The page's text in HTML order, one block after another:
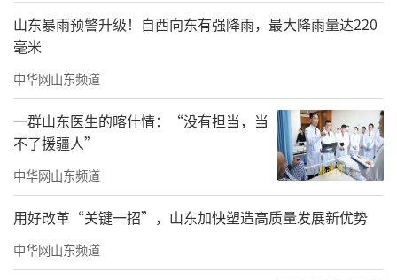
住在哪里？在哪里上课？这成了亟须解决的问
题。当时王力一帮助父亲寻找场地，不断投入
资金来解决这些问题。自20世纪60年代起至20
世纪末，父子两代人培养的中西医结合类学生
和免费培训的乡医累计超20万人，为改善农村
缺医少药的困难落后局面，为祖国中西医结合
医教研事业的发展作出了突出贡献。
山东暴雨预警升级！自西向东有强降雨，最大降雨量达220
毫米
中华网山东频道
一群山东医生的喀什情：“没有担当，当
不了援疆人”
中华网山东频道
用好改革“关键一招”，山东加快塑造高质量发展新优势
中华网山东频道